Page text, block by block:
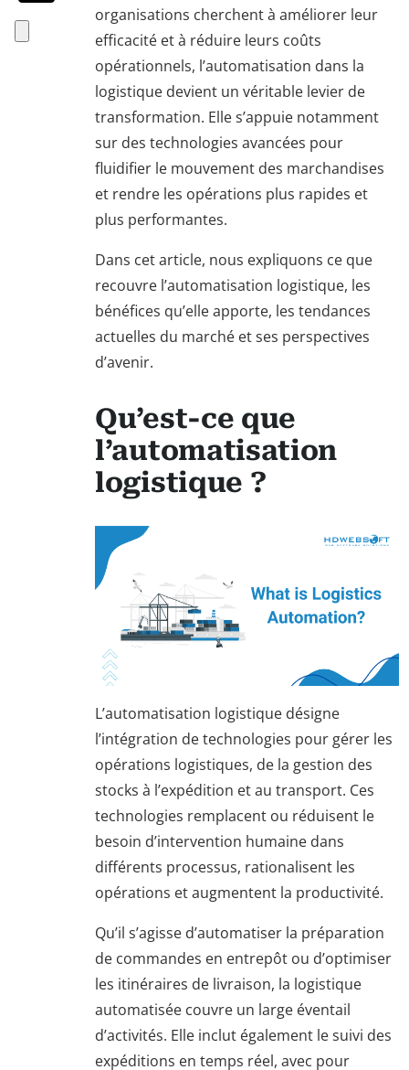
organisations cherchent à améliorer leur
efficacité et à réduire leurs coûts
opérationnels, l’automatisation dans la
logistique devient un véritable levier de
transformation. Elle s’appuie notamment
sur des technologies avancées pour
fluidifier le mouvement des marchandises
et rendre les opérations plus rapides et
plus performantes.
Dans cet article, nous expliquons ce que
recouvre l’automatisation logistique, les
bénéfices qu’elle apporte, les tendances
actuelles du marché et ses perspectives
d’avenir.
Qu’est-ce que
l’automatisation
logistique ?
L’automatisation logistique désigne
l’intégration de technologies pour gérer les
opérations logistiques, de la gestion des
stocks à l’expédition et au transport. Ces
technologies remplacent ou réduisent le
besoin d’intervention humaine dans
différents processus, rationalisent les
opérations et augmentent la productivité.
Qu’il s’agisse d’automatiser la préparation
de commandes en entrepôt ou d’optimiser
les itinéraires de livraison, la logistique
automatisée couvre un large éventail
d’activités. Elle inclut également le suivi des
expéditions en temps réel, avec pour